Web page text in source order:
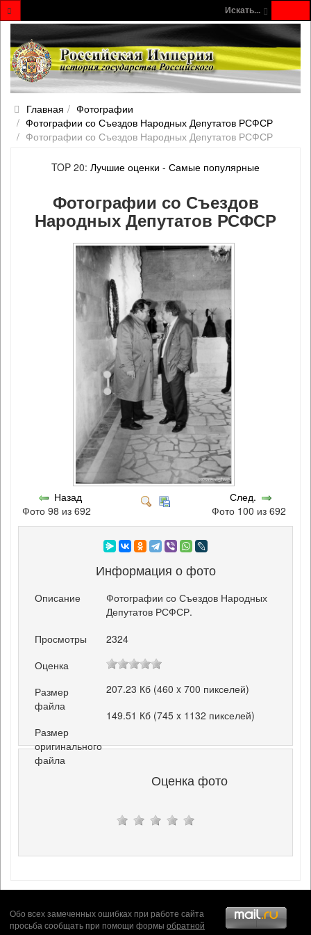
Искать...
Главная
Фотографии
Фотографии со Съездов Народных Депутатов РСФСР
Фотографии со Съездов Народных Депутатов РСФСР
TOP 20: Лучшие оценки - Самые популярные
Фотографии со Съездов
Народных Депутатов РСФСР
Назад
Фото 98 из 692
След.
Фото 100 из 692
Информация о фото
Описание
Фотографии со Съездов Народных
Депутатов РСФСР.
Просмотры
2324
Оценка
Размер
файла
207.23 Кб (460 x 700 пикселей)
Размер
оригинального
файла
149.51 Кб (745 x 1132 пикселей)
Оценка фото
Обо всех замеченных ошибках при работе сайта
просьба сообщать при помощи формы обратной